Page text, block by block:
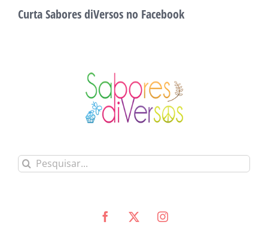
Curta Sabores diVersos no Facebook
Buscar